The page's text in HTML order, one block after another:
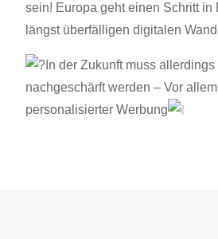
sein! Europa geht einen Schritt in
längst überfälligen digitalen
In der Zukunft muss
nachgeschärft werden – Vor
personalisierter Werbung